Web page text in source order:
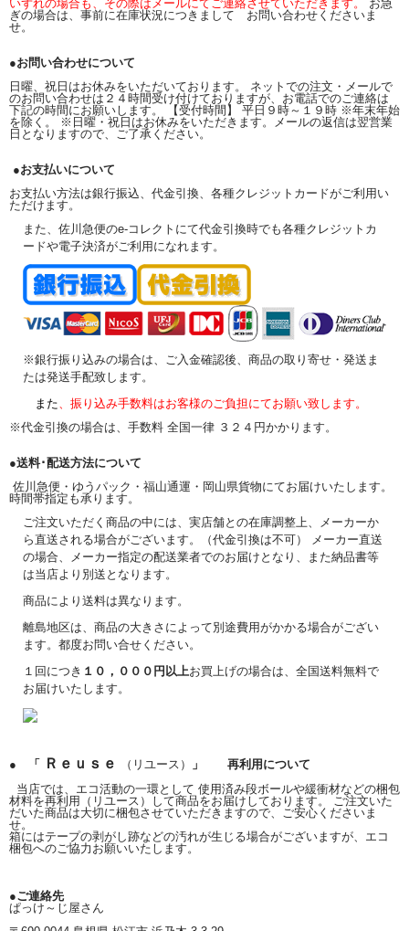
いずれの場合も、その際はメールにてご連絡させていただきます。 お急
ぎの場合は、事前に在庫状況につきまして お問い合わせくださいま
せ。
●お問い合わせについて
日曜、祝日はお休みをいただいております。 ネットでの注文・メールで
のお問い合わせは２４時間受け付けておりますが、お電話でのご連絡は
下記の時間にお願いします。 【受付時間】 平日９時～１９時 ※年末年始
を除く。 ※日曜・祝日はお休みをいただきます。メールの返信は翌営業
日となりますので、ご了承ください。
●お支払いについて
お支払い方法は銀行振込、代金引換、各種クレジットカードがご利用い
ただけます。
また、佐川急便のe-コレクトにて代金引換時でも各種クレジットカ
ードや電子決済がご利用になれます。
※銀行振り込みの場合は、ご入金確認後、商品の取り寄せ・発送ま
たは発送手配致します。
また 、振り込み手数料はお客様のご負担にてお願い致します。
※代金引換の場合は、手数料 全国一律 ３２４円かかります。
●送料･配送方法について
佐川急便・ゆうパック・福山通運・岡山県貨物にてお届けいたします。
時間帯指定も承ります。
ご注文いただく商品の中には、実店舗との在庫調整上、メーカーか
ら直送される場合がございます。（代金引換は不可） メーカー直送
の場合、メーカー指定の配送業者でのお届けとなり、また納品書等
は当店より別送となります。
商品により送料は異なります。
離島地区は、商品の大きさによって別途費用がかかる場合がござい
ます。都度お問い合せください。
１回につき １０，０００円以上お買上げの場合は、全国送料無料で
お届けいたします。
● 「 Ｒｅｕｓｅ （リユース）
」 再利用について
当店では、エコ活動の一環として 使用済み段ボールや緩衝材などの梱包
材料を再利用（リユース）して商品をお届けしております。 ご注文いた
だいた商品は大切に梱包させていただきますので、ご安心くださいま
せ。
箱にはテープの剥がし跡などの汚れが生じる場合がございますが、エコ
梱包へのご協力お願いいたします。
●ご連絡先
ぱっけ～じ屋さん